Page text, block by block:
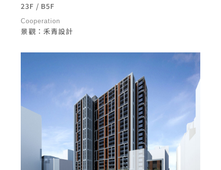
23F / B5F
Cooperation
景ㅤ觀：禾青設計